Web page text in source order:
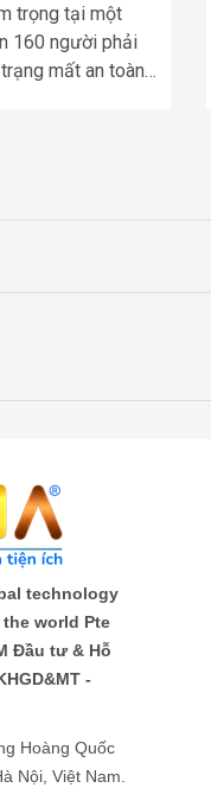
trọng tại một
160 người phải
mất an toàn
technology
world Pte
Đầu tư & Hỗ
-
Hoàng Quốc
Nội, Việt Nam.